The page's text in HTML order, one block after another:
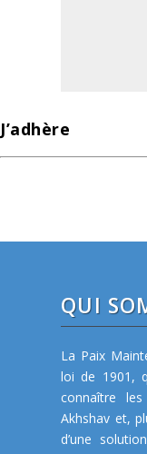
J’adhère
QUI
La Paix
loi de 1901,
connaître
Akhshav et,
d’une